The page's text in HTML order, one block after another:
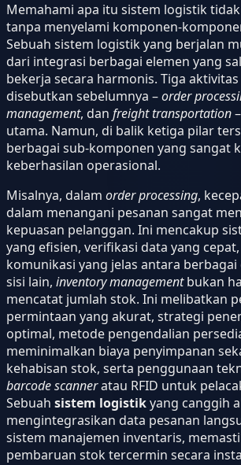
Memahami apa itu sistem logistik
tanpa menyelami komponen-
Sebuah sistem logistik yang berjalan
dari integrasi berbagai elemen yang
bekerja secara harmonis. Tiga
disebutkan sebelumnya –order
management, dan freight transportation
utama. Namun, di balik ketiga pilar
berbagai sub-komponen yang sangat
keberhasilan operasional.
Misalnya, dalam order processing,
dalam menangani pesanan sangat
kepuasan pelanggan. Ini mencakup
yang efisien, verifikasi data yang
komunikasi yang jelas antara
sisi lain, inventory managementbukan
mencatat jumlah stok. Ini melibatkan
permintaan yang akurat, strategi
optimal, metode pengendalian
meminimalkan biaya penyimpanan
kehabisan stok, serta penggunaan
barcode scanneratau RFID untuk
Sebuah sistem logistikyang canggih
mengintegrasikan data pesanan
sistem manajemen inventaris,
pembaruan stok tercermin secara